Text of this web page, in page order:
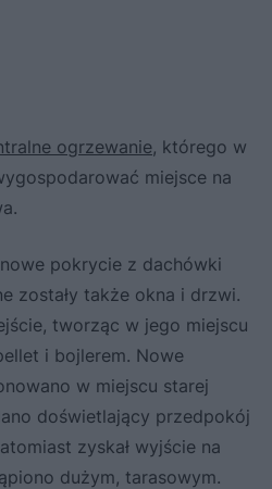
ogrzewanie, którego w
miejsce na
pokrycie z dachówki
zostały także okna i drzwi.
tworząc w jego miejscu
i bojlerem. Nowe
w miejscu starej
doświetlający przedpokój
zyskał wyjście na
dużym, tarasowym.